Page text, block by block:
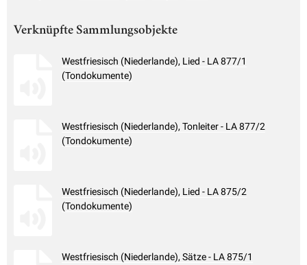
Verknüpfte Sammlungsobjekte
Westfriesisch (Niederlande), Lied - LA 877/1
(Tondokumente)
Westfriesisch (Niederlande), Tonleiter - LA 877/2
(Tondokumente)
Westfriesisch (Niederlande), Lied - LA 875/2
(Tondokumente)
Westfriesisch (Niederlande), Sätze - LA 875/1